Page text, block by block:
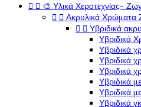
  🎨 Υλικά Χεροτεχνίας-
  Ακρυλικά
  Υβριδικά
Υβριδικά
Υβριδικά
Υβριδικά
Υβριδικά
Υβριδικά
Υβριδικά
Υβριδικά